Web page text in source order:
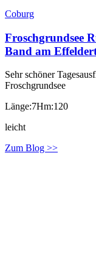
Coburg
Froschgrundsee
Band am
Sehr schöner
Froschgrundsee
Länge:7Hm:120
leicht
Zum Blog >>